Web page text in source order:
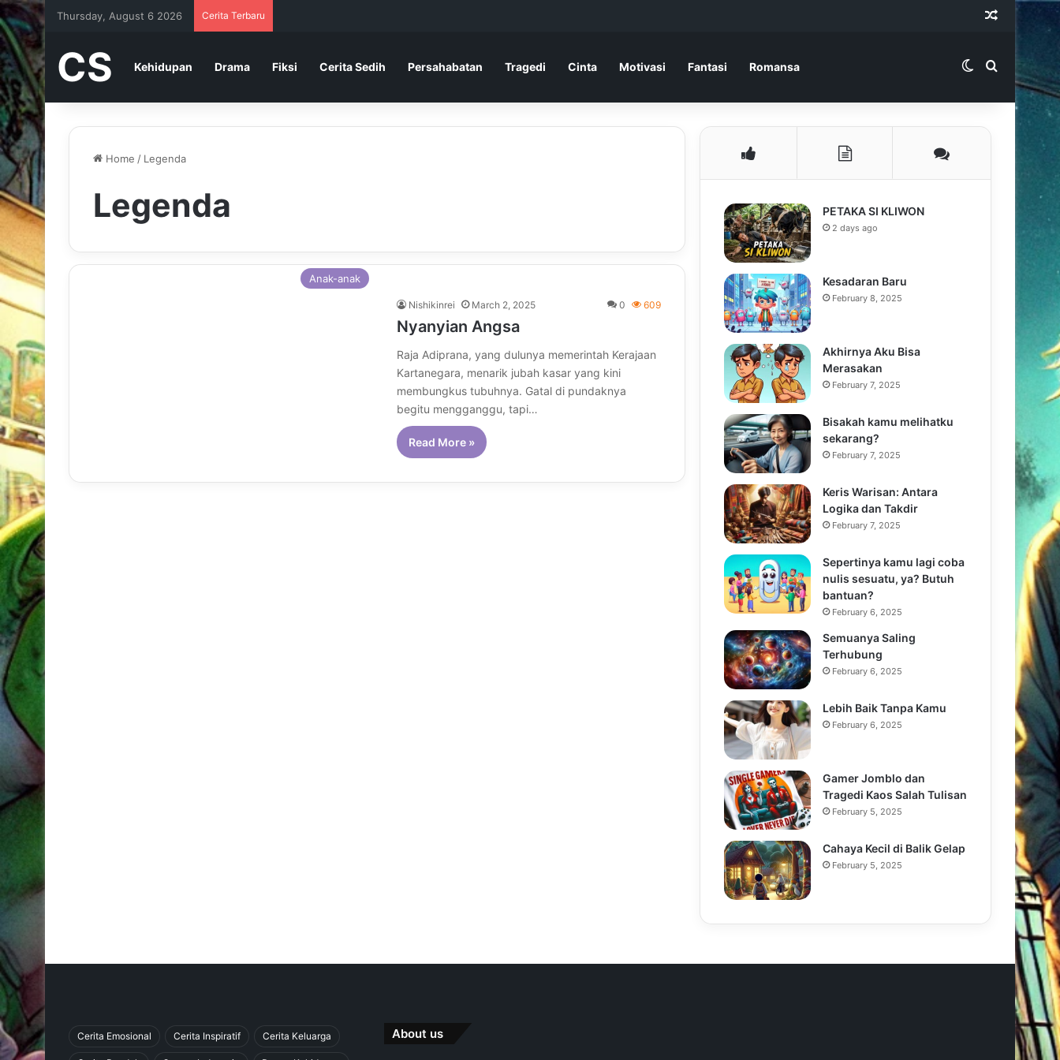
Thursday, August 6 2026 Cerita Terbaru Random
CS Kehidupan Drama Fiksi Cerita Sedih Persahabatan Tragedi Cinta Motivasi Fantasi Romansa Switch skin
Search for
Home / Legenda
Legenda
Anak-anak
Nishikinrei March 2, 2025 0 609
Nyanyian Angsa
Raja Adiprana, yang dulunya memerintah Kerajaan
Kartanegara, menarik jubah kasar yang kini
membungkus tubuhnya. Gatal di pundaknya
begitu mengganggu, tapi…
Read More »
PETAKA SI KLIWON
2 days ago
Kesadaran Baru
February 8, 2025
Akhirnya Aku Bisa
Merasakan
February 7, 2025
Bisakah kamu melihatku
sekarang?
February 7, 2025
Keris Warisan: Antara
Logika dan Takdir
February 7, 2025
Sepertinya kamu lagi coba
nulis sesuatu, ya? Butuh
bantuan?
February 6, 2025
Semuanya Saling
Terhubung
February 6, 2025
Lebih Baik Tanpa Kamu
February 6, 2025
Gamer Jomblo dan
Tragedi Kaos Salah Tulisan
February 5, 2025
Cahaya Kecil di Balik Gelap
February 5, 2025
Cerita Emosional Cerita Inspiratif Cerita Keluarga About us